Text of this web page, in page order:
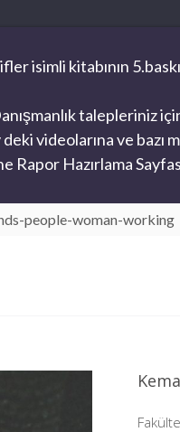
isimli kitabının
talepleriniz
deki videolarına ve
Rapor Hazırlama
people-woman-working